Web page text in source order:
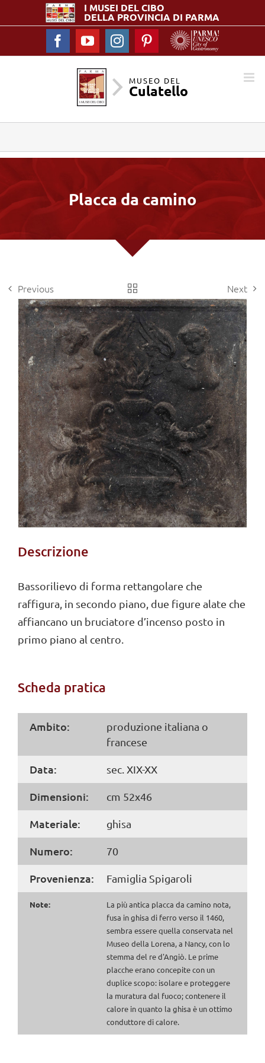
I MUSEI DELCIBO
DELLA PROVINCIA DI PARMA
FacebookYouTubeInstagramPinterest
MUSEO DEL
Culatello
Placca da camino
Previous Next
View
Larger
Image
Descrizione
Bassorilievo di forma rettangolare che
raffigura, in secondo piano, due figure alate che
affiancano un bruciatore d’incenso posto in
primo piano al centro.
Scheda pratica
Ambito:
produzione italiana o
francese
Data: sec. XIX-XX
Dimensioni: cm 52x46
Materiale: ghisa
Numero: 70
Provenienza: Famiglia Spigaroli
Note:
La più antica placca da camino nota,
fusa in ghisa di ferro verso il 1460,
sembra essere quella conservata nel
Museo della Lorena, a Nancy, con lo
stemma del re d'Angiò. Le prime
placche erano concepite con un
duplice scopo: isolare e proteggere
la muratura dal fuoco; contenere il
calore in quanto la ghisa è un ottimo
conduttore di calore.